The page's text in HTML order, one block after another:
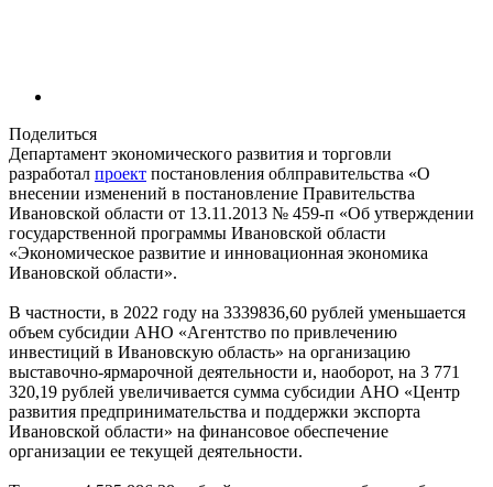
Поделиться
Департамент экономического развития и торговли
разработал проект постановления облправительства «О
внесении изменений в постановление Правительства
Ивановской области от 13.11.2013 № 459-п «Об утверждении
государственной программы Ивановской области
«Экономическое развитие и инновационная экономика
Ивановской области».
В частности, в 2022 году на 3339836,60 рублей уменьшается
объем субсидии АНО «Агентство по привлечению
инвестиций в Ивановскую область» на организацию
выставочно-ярмарочной деятельности и, наоборот, на 3 771
320,19 рублей увеличивается сумма субсидии АНО «Центр
развития предпринимательства и поддержки экспорта
Ивановской области» на финансовое обеспечение
организации ее текущей деятельности.